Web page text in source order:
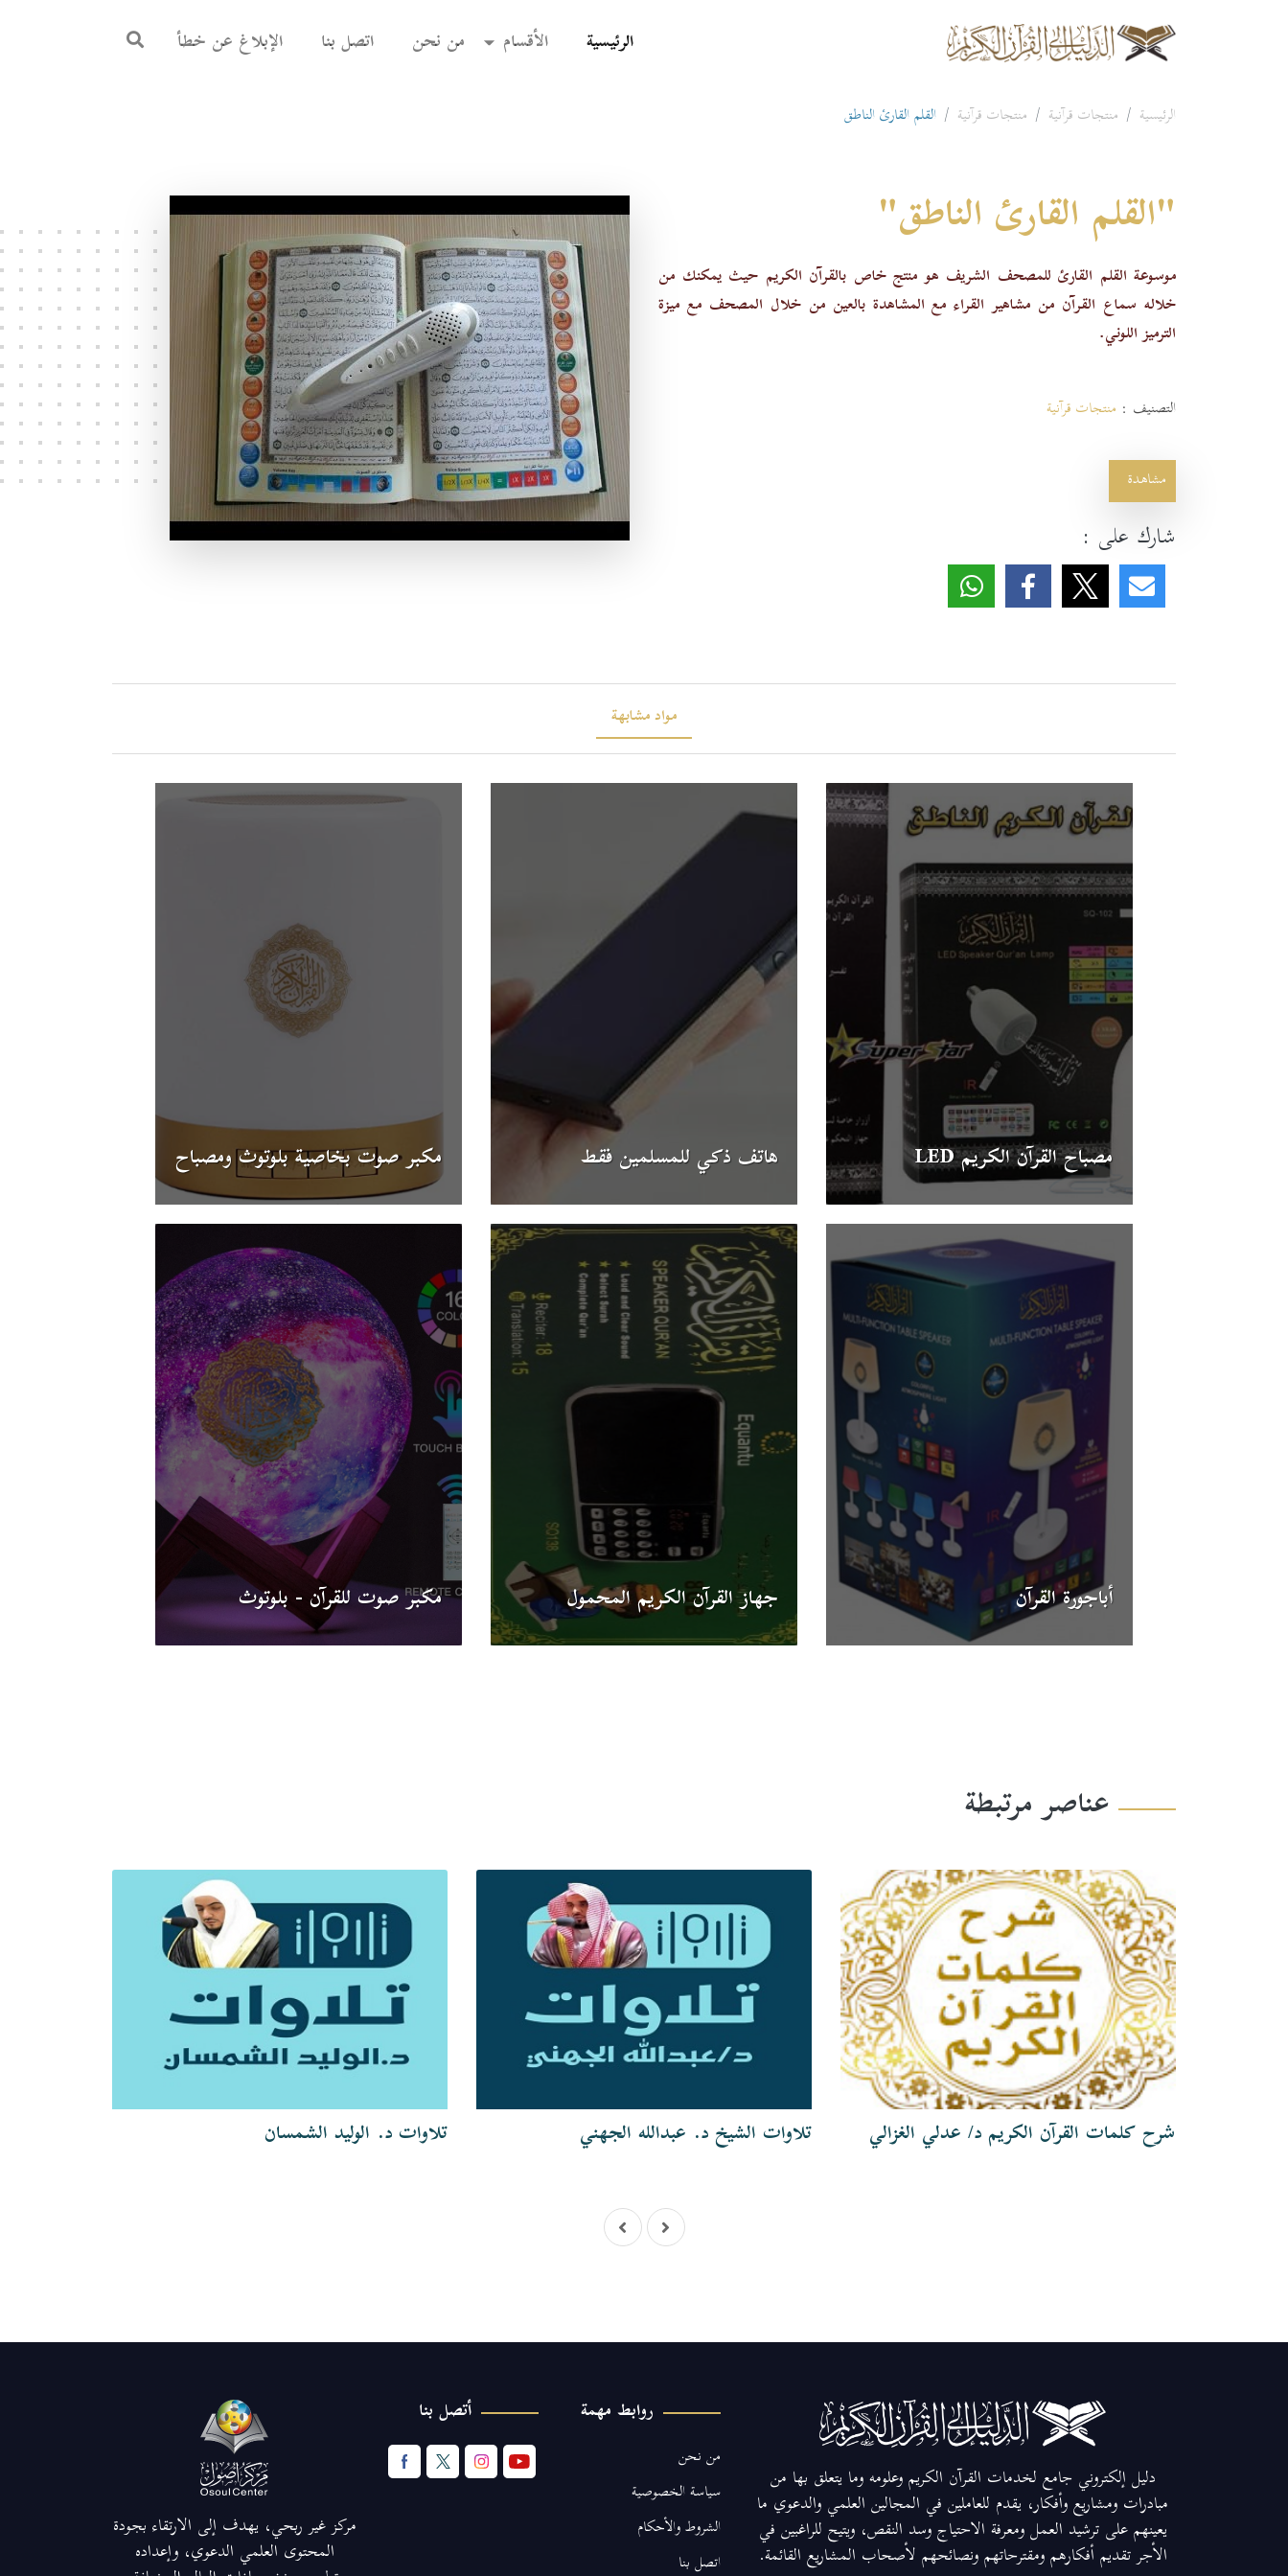
الرئيسية
(current) الأقسام من نحن اتصل بنا الإبلاغ عن خطأ
الرئيسية منتجات قرآنية منتجات قرآنية القلم القارئ الناطق
"القلم القارئ الناطق"
موسوعة القلم القارئ للمصحف الشريف هو منتج خاص بالقرآن الكريم حيث يمكنك من
خلاله سماع القرآن من مشاهير القراء مع المشاهدة بالعين من خلال المصحف مع ميزة
الترميز اللوني.
التصنيف : منتجات قرآنية
مشاهدة
شارك على :
مواد مشابهة
مصباح القرآن الكريم LED هاتف ذكي للمسلمين فقط مكبر صوت بخاصية بلوتوث ومصباح
أباجورة القرآن جهاز القرآن الكريم المحمول مكبر صوت للقرآن - بلوتوث
عناصر مرتبطة
شرح كلمات القرآن الكريم د/ عدلي الغزالي تلاوات الشيخ د. عبدالله الجهني تلاوات د. الوليد الشمسان
دليل إلكتروني جامع لخدمات القرآن الكريم وعلومه وما يتعلق بها من
مبادرات ومشاريع وأفكار، يقدم للعاملين في المجالين العلمي والدعوي ما
يعينهم على ترشيد العمل ومعرفة الاحتياج وسد النقص، ويتيح للراغبين في
الأجر تقديم أفكارهم ومقترحاتهم ونصائحهم لأصحاب المشاريع القائمة.
روابط مهمة
من نحن
سياسة الخصوصية
الشروط والأحكام
اتصل بنا
أتصل بنا
مركز غير ربحي، يهدف إلى الارتقاء بجودة
المحتوى العلمي الدعوي، وإعداده